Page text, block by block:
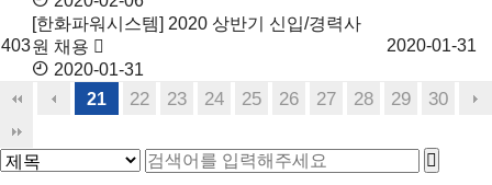
403
[한화파워시스템] 2020 상반기 신입/경력사
원 채용
2020-01-31
2020-01-31
21 22 23 24 25 26 27 28 29 30